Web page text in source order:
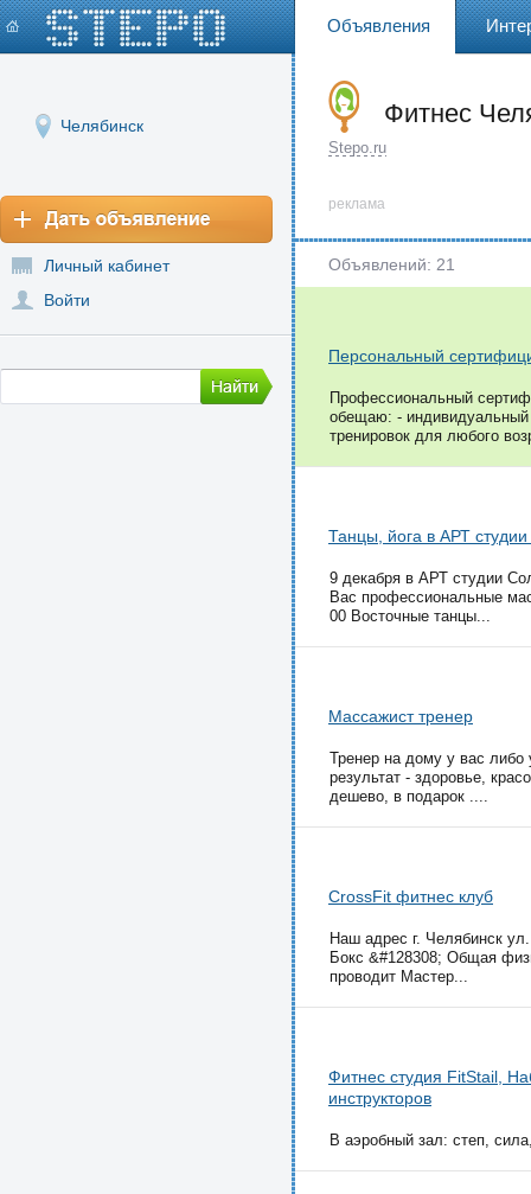
Объявления
Челябинск
Личный кабинет
Войти
Фитнес
Stepo.ru
реклама
Объявлений: 21
Персональный
Профессиональный
обещаю: - индивидуальный
тренировок для любого
Танцы, йога в АРТ
9 декабря в АРТ студии
Вас профессиональные
00 Восточные танцы...
Массажист тренер
Тренер на дому у вас либо
результат - здоровье,
дешево, в подарок ....
CrossFit фитнес клуб
Наш адрес г. Челябинск
Бокс &#128308; Общая
проводит Мастер...
Фитнес студия FitStail,
инструкторов
В аэробный зал: степ,